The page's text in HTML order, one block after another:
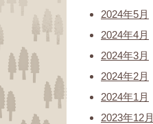
2024年5月
2024年4月
2024年3月
2024年2月
2024年1月
2023年12月